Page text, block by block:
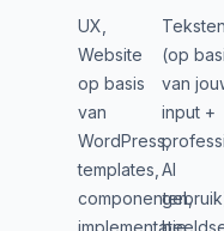
UX,
Website
op basis
van
WordPress,
templates,
componenten,
implementatie.
Teksten
(op
van
input +
AI